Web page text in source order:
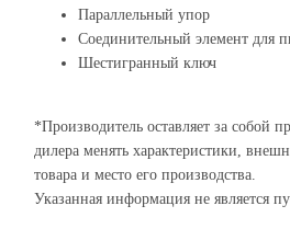
Параллельный упор
Соединительный элемент для
Шестигранный ключ
*Производитель оставляет за собой
дилера менять характеристики,
товара и место его производства.
Указанная информация не является